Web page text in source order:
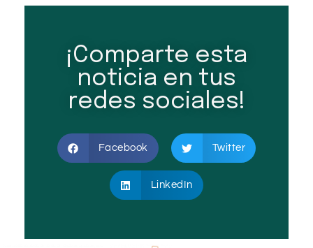
¡Comparte esta
noticia en tus
redes sociales!
Facebook Twitter
LinkedIn